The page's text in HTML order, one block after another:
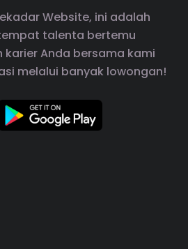
Website, ini adalah
talenta bertemu
karier Anda bersama kami
melalui banyak lowongan!